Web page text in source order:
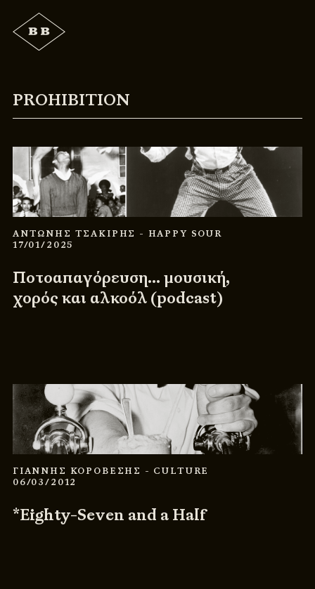
PROHIBITION
ΑΝΤΩΝΗΣ ΤΣΑΚΙΡΗΣ - HAPPY SOUR
17/01/2025
Ποτοαπαγόρευση… μουσική,
χορός και αλκοόλ (podcast)
ΓΙΑΝΝΗΣ ΚΟΡΟΒΕΣΗΣ - CULTURE
06/03/2012
*Eighty-Seven and a Half